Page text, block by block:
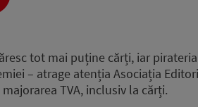
tot mai puține cărți, iar
– atrage atenția Asociația
TVA, inclusiv la cărți.